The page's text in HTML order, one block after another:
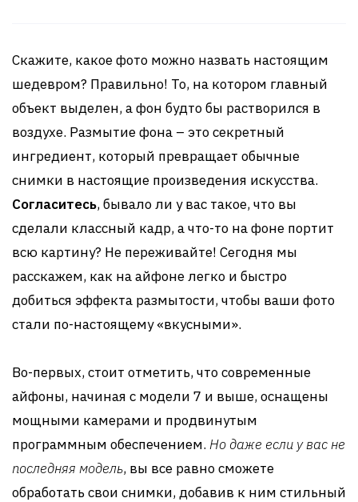
Скажите, какое фото можно назвать настоящим
шедевром? Правильно! То, на котором главный
объект выделен, а фон будто бы растворился в
воздухе. Размытие фона – это секретный
ингредиент, который превращает обычные
снимки в настоящие произведения искусства.
Согласитесь, бывало ли у вас такое, что вы
сделали классный кадр, а что-то на фоне портит
всю картину? Не переживайте! Сегодня мы
расскажем, как на айфоне легко и быстро
добиться эффекта размытости, чтобы ваши фото
стали по-настоящему «вкусными».
Во-первых, стоит отметить, что современные
айфоны, начиная с модели 7 и выше, оснащены
мощными камерами и продвинутым
программным обеспечением. Но даже если у вас не
последняя модель, вы все равно сможете
обработать свои снимки, добавив к ним стильный